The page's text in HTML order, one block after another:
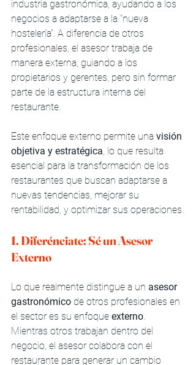
industria gastronómica, ayudando a los
negocios a adaptarse a la "nueva
hostelería". A diferencia de otros
profesionales, el asesor trabaja de
manera externa, guiando a los
propietarios y gerentes, pero sin formar
parte de la estructura interna del
restaurante.
Este enfoque externo permite una visión
objetiva y estratégica , lo que resulta
esencial para la transformación de los
restaurantes que buscan adaptarse a
nuevas tendencias, mejorar su
rentabilidad, y optimizar sus operaciones.
1. Diferénciate: Sé un Asesor
Externo
Lo que realmente distingue a un asesor
gastronómico de otros profesionales en
el sector es su enfoque externo
Mientras otros trabajan dentro del
negocio, el asesor colabora con el
restaurante para generar un cambio